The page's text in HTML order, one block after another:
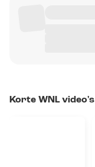
Korte WNL video's